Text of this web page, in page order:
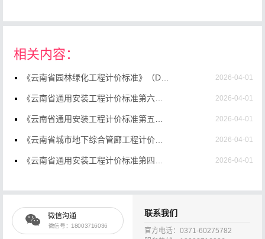
相关内容：
《云南省园林绿化工程计价标准》（DBJ53/T-60-2020）【高清无水印PDF版下载】 2026-04-01
《云南省通用安装工程计价标准第六册：自动化控制仪表安装工程》（DBJ53/T-63-2020）【高清无水印PDF版下载】 2026-04-01
2026-04-01
《云南省城市地下综合管廊工程计价标准》（DBJ53/T-111-2020）【高清无水印PDF版下载】 2026-04-01
2026-04-01
微信沟通
微信号：18003716036
联系我们
官方电话：0371-60275782